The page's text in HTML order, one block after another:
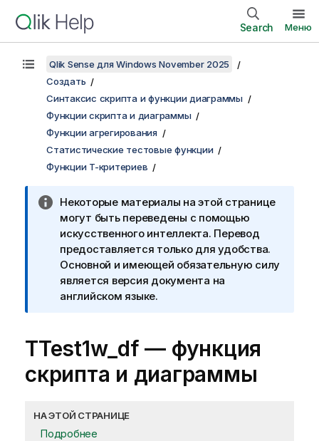
Search Меню
Qlik Sense для Windows November 2025
Создать
Синтаксис скрипта и функции диаграммы
Функции скрипта и диаграммы
Функции агрегирования
Статистические тестовые функции
Функции T-критериев
Некоторые материалы на этой странице
могут быть переведены с помощью
искусственного интеллекта. Перевод
предоставляется только для удобства.
Основной и имеющей обязательную силу
является версия документа на
английском языке.
TTest1w_df — функция
скриптa и диаграммы
НА ЭТОЙ СТРАНИЦЕ
Подробнее